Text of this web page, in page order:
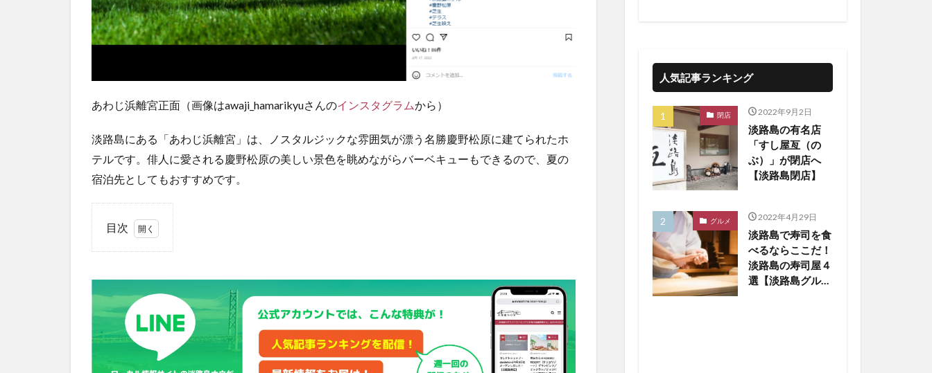
あわじ浜離宮正面（画像はawaji_hamarikyuさんのインスタグラムから）
淡路島にある「あわじ浜離宮」は、ノスタルジックな雰囲気が漂う名勝慶野松原に建てられたホ
テルです。俳人に愛される慶野松原の美しい景色を眺めながらバーベキューもできるので、夏の
宿泊先としてもおすすめです。
目次
の
タ
ル
合
人気記事ランキング
閉店 2022年9月2日
淡路島の有名店
「すし屋亙（の
ぶ）」が閉店へ
【淡路島閉店】
グルメ 2022年4月29日
淡路島で寿司を食
べるならここだ！
淡路島の寿司屋４
選【淡路島グルメ